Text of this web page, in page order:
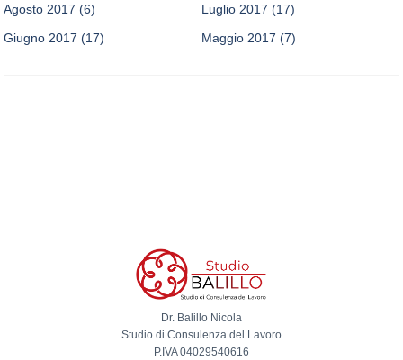
Agosto 2017 (6) Luglio 2017 (17)
Giugno 2017 (17) Maggio 2017 (7)
Dr. Balillo Nicola
Studio di Consulenza del Lavoro
P.IVA 04029540616